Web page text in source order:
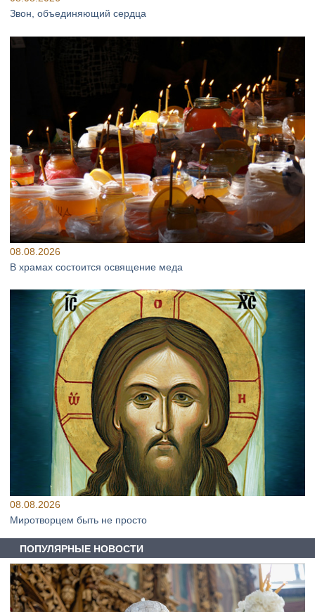
Звон, объединяющий сердца
08.08.2026
В храмах состоится освящение меда
08.08.2026
Миротворцем быть не просто
ПОПУЛЯРНЫЕ НОВОСТИ